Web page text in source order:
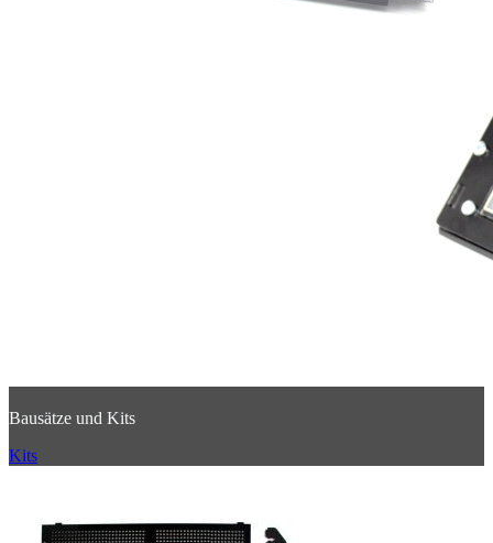
Bausätze und Kits
Kits